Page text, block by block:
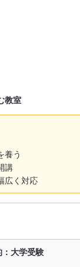
口県
分県宮崎県
（4～10名未満）
大受験対策
学
教室
養う
講
広く対応
大学受験